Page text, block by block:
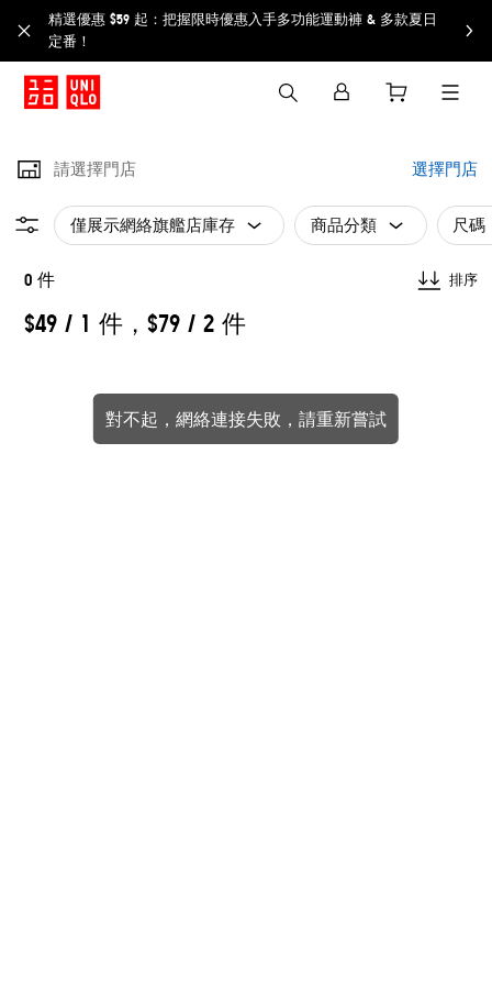
精選優惠 $59 起：把握限時優惠入手多功能運動褲 & 多款夏日
定番！​
請選擇門店 選擇門店
僅展示網絡旗艦店庫存 商品分類 尺碼
0 件 排序
$49 / 1 件，$79 / 2 件
對不起，網絡連接失敗，請重新嘗試